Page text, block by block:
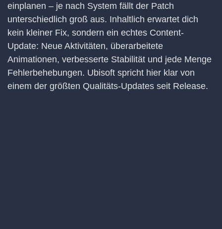
einplanen – je nach System fällt der Patch
unterschiedlich groß aus. Inhaltlich erwartet dich
kein kleiner Fix, sondern ein echtes Content-
Update: Neue Aktivitäten, überarbeitete
Animationen, verbesserte Stabilität und jede Menge
Fehlerbehebungen. Ubisoft spricht hier klar von
einem der größten Qualitäts-Updates seit Release.